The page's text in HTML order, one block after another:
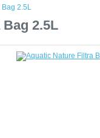
Bag 2.5L
2.5L